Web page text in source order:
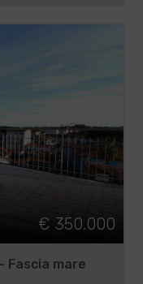
€ 350.000
Fascia mare